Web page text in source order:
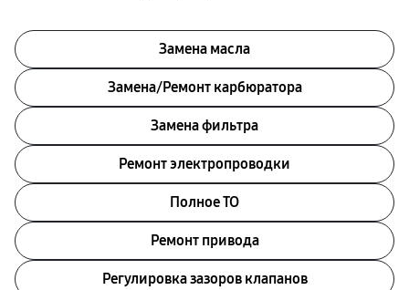
Замена масла
Замена/Pемонт карбюратора
Замена фильтра
Ремонт электропроводки
Полное ТО
Ремонт привода
Регулировка зазоров клапанов